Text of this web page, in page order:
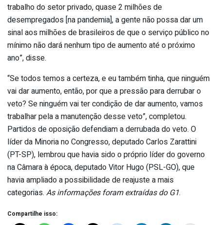
trabalho do setor privado, quase 2 milhões de
desempregados [na pandemia], a gente não possa dar um
sinal aos milhões de brasileiros de que o serviço público no
mínimo não dará nenhum tipo de aumento até o próximo
ano”, disse.
“Se todos temos a certeza, e eu também tinha, que ninguém
vai dar aumento, então, por que a pressão para derrubar o
veto? Se ninguém vai ter condição de dar aumento, vamos
trabalhar pela a manutenção desse veto”, completou.
Partidos de oposição defendiam a derrubada do veto. O
líder da Minoria no Congresso, deputado Carlos Zarattini
(PT-SP), lembrou que havia sido o próprio líder do governo
na Câmara à época, deputado Vitor Hugo (PSL-GO), que
havia ampliado a possibilidade de reajuste a mais
categorias. As informações foram extraídas do G1.
Compartilhe isso: